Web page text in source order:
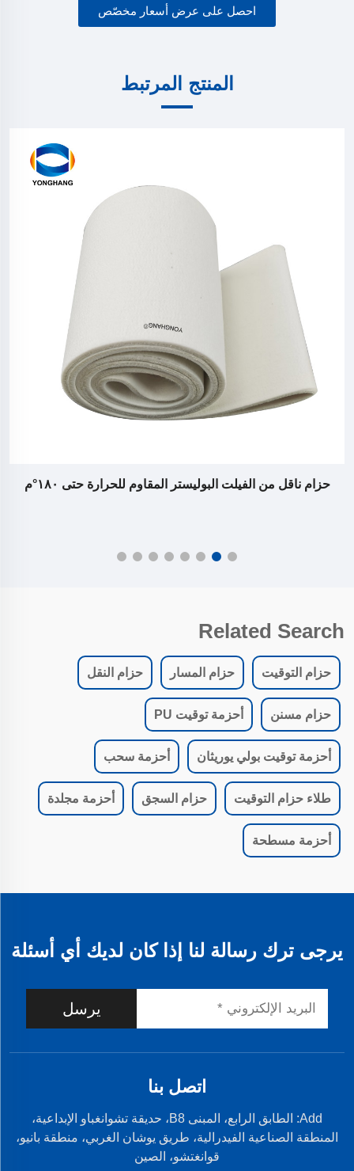
احصل على عرض أسعار مخصّص
المنتج المرتبط
حزام ناقل من الفيلت البوليستر المقاوم للحرارة حتى ١٨٠°م
Related Search
حزام التوقيت حزام المسار حزام النقل
حزام مسنن أحزمة توقيت PU
أحزمة توقيت بولي يوريثان أحزمة سحب
طلاء حزام التوقيت حزام السجق أحزمة مجلدة
أحزمة مسطحة
يرجى ترك رسالة لنا إذا كان لديك أي أسئلة
يرسل
اتصل بنا
Add: الطابق الرابع، المبنى B8، حديقة تشوانغباو الإبداعية،
المنطقة الصناعية الفيدرالية، طريق يوشان الغربي، منطقة بانيو،
قوانغتشو، الصين